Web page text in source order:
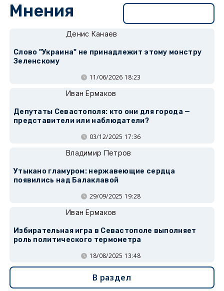
Мнения
Денис Канаев
Слово "Украина" не принадлежит этому монстру
Зеленскому
11/06/2026 18:23
Иван Ермаков
Депутаты Севастополя: кто они для города —
представители или наблюдатели?
03/12/2025 17:36
Владимир Петров
Утыкано гламуром: нержавеющие сердца
появились над Балаклавой
29/09/2025 19:28
Иван Ермаков
Избирательная игра в Севастополе выполняет
роль политического термометра
18/08/2025 13:48
В раздел